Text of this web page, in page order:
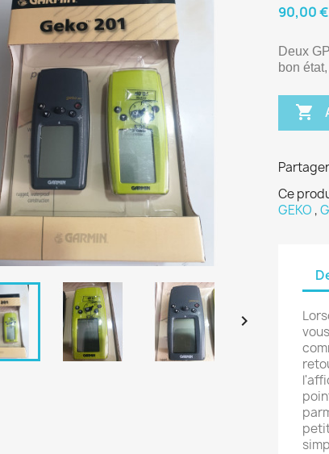

90,00 €
Deux
bon

Ce
GEKO ,